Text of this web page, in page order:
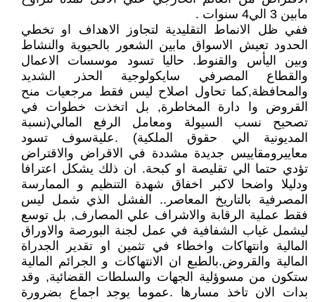
مابين 3 الي4 سنوات .
ففي ظل الانماط التقليدية لتجاوز الاهداف او تخطي
الحدود تعيش الاسواق مابين الشعور بالحيوية والنشاط
وبين اليأس والقنوط. حاليا تسود موسسات الاعمال
والقطاع المصرفي سايكولوجية الحذر الشديد
والمحافظة,كما تحاول اصلاح ليس فقط مرجعيات منح
القروض وا دارة المخاطرة, بل اتخذت خطوات في
تصحيح نسب السيولة ومعامل الرفع المالي(نسبة
المديونية الي حقوق الملكية) .عليةسوف تسود
معاييرومقاييس جديدة مشددة في الاقراض والاقتراض
تؤدي حتما الي تقليصة او كبحة. ان ذلك يشكل اعترافا
ودليلا واضحا لاكبر اخفاق شهدة التنظيم و الممارسة
المصرفية بالتاريخ المعاصر.. الفشل الذي شمل ليس
فقط عملية الرقابة والاشراف علي المصارف, بل توسع
ليشمل غياب الشفافية في عمل لجنة البورصة والاوراق
المالية وانتهاكات واخطاء في تثمين او تقدير الجدراة
المالية والقروض.بالطبع ان الانتهاكات و الجرائم المالية
ستكون من مسوؤلية الجهات والسلطات القضائية, وقد
بدات الان تاخذ مسارها .عموما يوجد اجماع بضرورة